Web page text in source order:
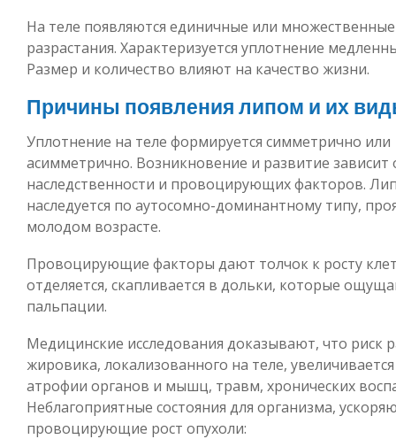
На теле появляются единичные или множественные
разрастания. Характеризуется уплотнение
Размер и количество влияют на качество жизни.
Причины появления липом и их
Уплотнение на теле формируется симметрично или
асимметрично. Возникновение и развитие зависит
наследственности и провоцирующих факторов.
наследуется по аутосомно-доминантному типу,
молодом возрасте.
Провоцирующие факторы дают толчок к росту
отделяется, скапливается в дольки, которые
пальпации.
Медицинские исследования доказывают, что риск
жировика, локализованного на теле,
атрофии органов и мышц, травм, хронических
Неблагоприятные состояния для организма,
провоцирующие рост опухоли: